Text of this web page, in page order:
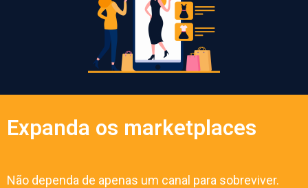
Expanda os marketplaces
Não dependa de apenas um canal para sobreviver.